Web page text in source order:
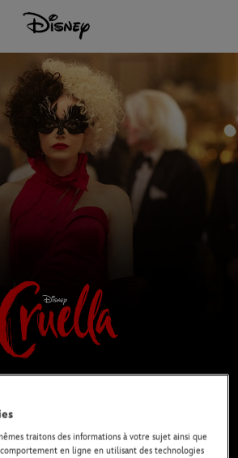
sur Disney+* et en DVD,
SUR DISNEY+
traitons des informations à votre sujet ainsi que
en ligne en utilisant des technologies